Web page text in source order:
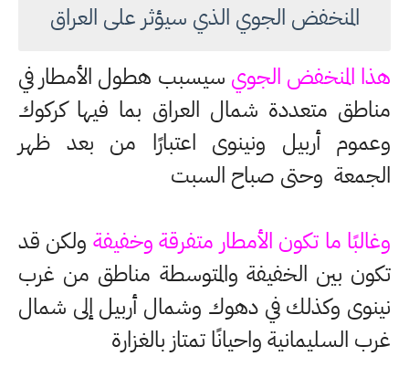
المنخفض الجوي الذي سيؤثر على العراق
هذا المنخفض الجوي سيسبب هطول الأمطار في
مناطق متعددة شمال العراق بما فيها كركوك
وعموم أربيل ونينوى اعتبارًا من بعد ظهر
الجمعة وحتى صباح السبت
وغالبًا ما تكون الأمطار متفرقة وخفيفة ولكن قد
تكون بين الخفيفة والمتوسطة مناطق من غرب
نينوى وكذلك في دهوك وشمال أربيل إلى شمال
غرب السليمانية واحيانًا تمتاز بالغزارة